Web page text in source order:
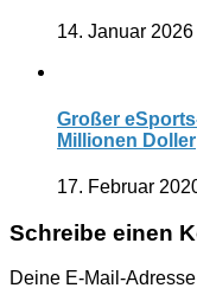
14. Januar 2026
Großer
Millionen Doller
17. Februar
Schreibe einen
Deine E-Mail-